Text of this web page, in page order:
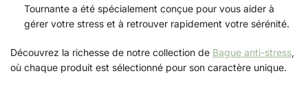
Tournante a été spécialement conçue pour vous aider à
gérer votre stress et à retrouver rapidement votre sérénité.
Découvrez la richesse de notre collection de Bague anti-stress,
où chaque produit est sélectionné pour son caractère unique.